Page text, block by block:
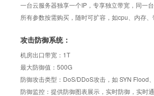
一台云服务器独享一个IP，专享独立带宽，同一
所有参数按需购买，随时可扩容，如cpu、内存、
攻击防御系统：
机房出口带宽：1T
最大防御值：500G
防御攻击类型：DoS/DDoS攻击，如 SYN Flood
防御监控：提供防御图表展示，实时防御，实时